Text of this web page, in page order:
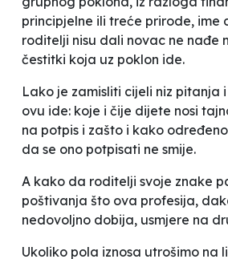
principjelne ili treće prirode, ime
roditelji nisu dali novac ne nađe
čestitki koja uz poklon ide.
Lako je zamisliti cijeli niz pitanja
ovu ide: koje i čije dijete nosi
na potpis i zašto i kako
da se ono potpisati ne smije.
A kako da roditelji svoje znake
poštivanja što ova profesija,
nedovoljno dobija, usmjere na
Ukoliko pola iznosa utrošimo na